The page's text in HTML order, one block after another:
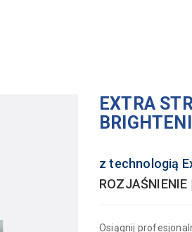
EXTRA
z technologią
ROZJAŚNIENIE
Osiągnij